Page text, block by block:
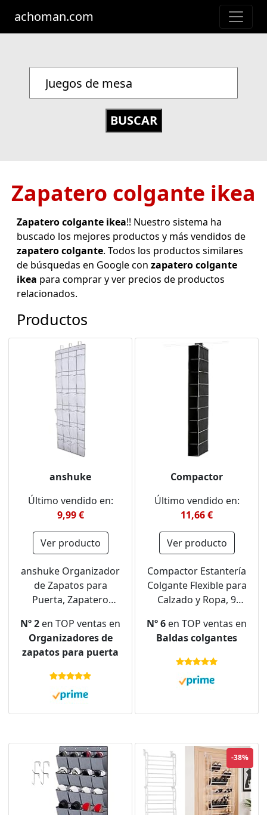
achoman.com
Zapatero colgante ikea
Zapatero colgante ikea!! Nuestro sistema ha
buscado los mejores productos y más vendidos de
zapatero colgante. Todos los productos similares
de búsquedas en Google con zapatero colgante
ikea para comprar y ver precios de productos
relacionados.
Productos
anshuke
Último vendido en:
9,99 €
Ver producto
anshuke Organizador
de Zapatos para
Puerta, Zapatero
bolsillos,
almacenamiento de
zapatos, organizador
colgante
dormitorio, sala de
estar baño
Nº 2 en TOP ventas en
Organizadores de
zapatos para puerta
Compactor
Último vendido en:
11,66 €
Ver producto
Compactor Estantería
Colgante Flexible para
Calzado y Ropa, 9
Fijación con Velcro,
hasta 6kg, Negro,
Polipropileno, 15 x 30
PEVA, 15x30x128 cm
Nº 6 en TOP ventas en
Baldas colgantes
-38%